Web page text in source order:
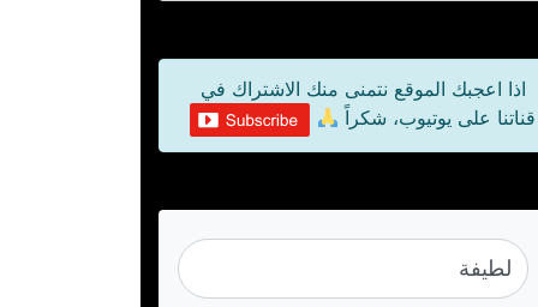
اذا اعجبك الموقع نتمنى منك الاشتراك في
قناتنا على يوتيوب، شكراً